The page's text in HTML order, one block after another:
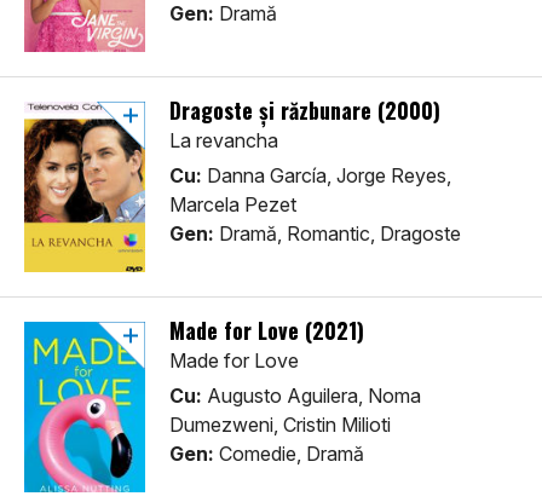
Gen: Dramă
Dragoste și răzbunare (2000)
La revancha
Cu: Danna García, Jorge Reyes,
Marcela Pezet
Gen: Dramă, Romantic, Dragoste
Made for Love (2021)
Made for Love
Cu: Augusto Aguilera, Noma
Dumezweni, Cristin Milioti
Gen: Comedie, Dramă